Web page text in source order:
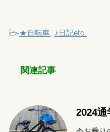
-★自転車 ♪日記etc.
関連記事
2024通